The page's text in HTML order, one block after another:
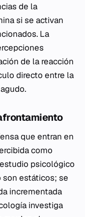
de la
si se activan
La
de la reacción
directo entre la
que entran en
como
psicológico
son estáticos; se
incrementada
investiga